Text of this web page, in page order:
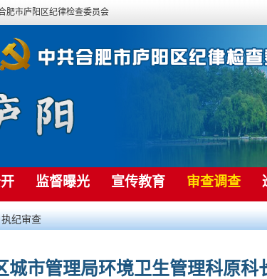
肥市庐阳区纪律检查委员会
监督曝光 宣传教育 审查调查
执纪审查
城市管理局环境卫生管理科原科